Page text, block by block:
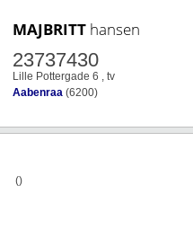
MAJBRITT hansen
23737430
Lille Pottergade 6 , tv
Aabenraa (6200)
()